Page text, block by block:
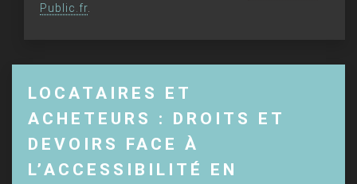
Public.fr
LOCATAIRES ET
ACHETEURS : DROITS ET
DEVOIRS FACE À
L’ACCESSIBILITÉ EN